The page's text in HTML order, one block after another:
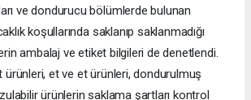
ve dondurucu bölümlerde bulunan
koşullarında saklanıp saklanmadığı
ambalaj ve etiket bilgileri de denetlendi.
ürünleri, et ve et ürünleri, dondurulmuş
ürünlerin saklama şartları kontrol